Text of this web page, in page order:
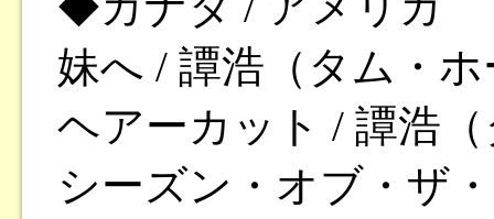
妹へ / 譚浩（タム・ホ
ヘアーカット / 譚浩
シーズン・オブ・ザ